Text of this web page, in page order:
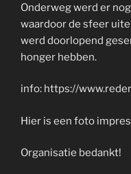
Onderweg werd er
waardoor de sfeer
werd doorlopend
honger hebben.
info: https://
Hier is een foto
Organisatie bedankt!